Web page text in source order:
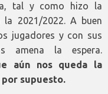
tal y como hizo la
2021/2022. A buen
jugadores y con sus
amena la espera.
aún nos queda la
por supuesto.